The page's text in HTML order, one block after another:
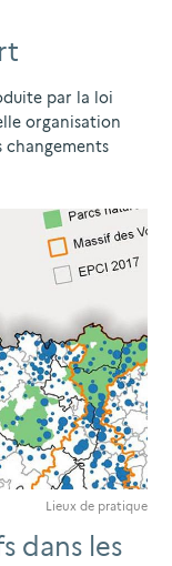
par la loi
organisation
changements
Lieux de pratique
dans les